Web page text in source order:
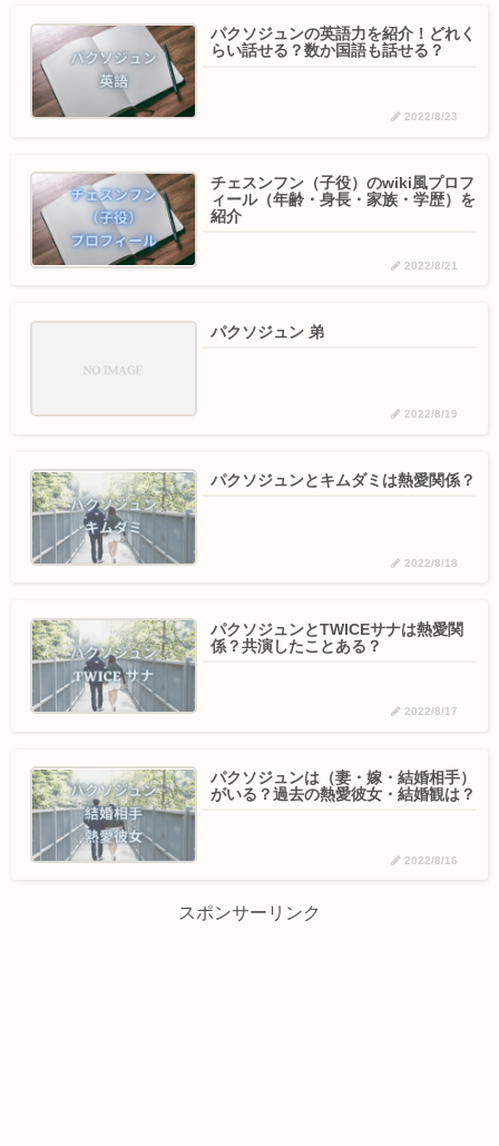
パクソジュンの英語力を紹介！どれく
らい話せる？数か国語も話せる？
2022/8/23
チェスンフン（子役）のwiki風プロフ
ィール（年齢・身長・家族・学歴）を
紹介
2022/8/21
パクソジュン 弟
2022/8/19
パクソジュンとキムダミは熱愛関係？
2022/8/18
パクソジュンとTWICEサナは熱愛関
係？共演したことある？
2022/8/17
パクソジュンは（妻・嫁・結婚相手）
がいる？過去の熱愛彼女・結婚観は？
2022/8/16
スポンサーリンク